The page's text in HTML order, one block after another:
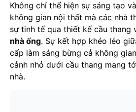
Không chỉ thể hiện sự sáng tạo
không gian nội thất mà các nhà
sự tinh tế qua thiết kế cầu thang
nhà ống. Sự kết hợp khéo léo
cấp làm sáng bừng cả không
cảnh nhỏ dưới cầu thang mang
nhà.